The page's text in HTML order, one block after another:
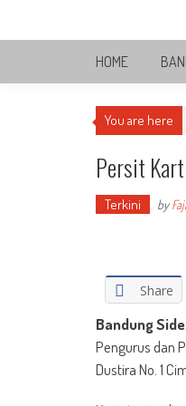
Sisi Cantik Bandung
HOME
You are here
Persit
Terkini by
Share
Bandung Side,
Pengurus dan
Dustira No. 1